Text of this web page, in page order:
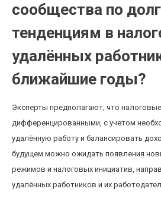
сообщества по
тенденциям в
удалённых
ближайшие годы?
Эксперты предполагают, что
дифференцированными, с учетом
удалённую работу и балансировать
будущем можно ожидать появления
режимов и налоговых инициатив,
удалённых работников и их